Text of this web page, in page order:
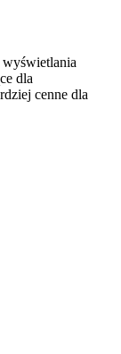
dla
cenne dla